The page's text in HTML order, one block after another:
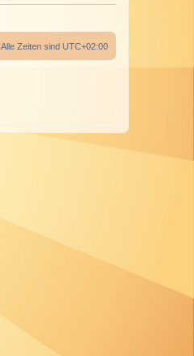
Alle Zeiten sind UTC+02:00